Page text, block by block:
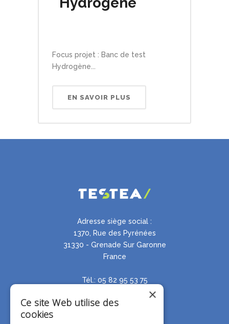
Focus projet : Banc de test
Hydrogène...
EN SAVOIR PLUS
Adresse siège social :
1370, Rue des Pyrénées
31330 - Grenade Sur Garonne
France
Tél.: 05 82 95 53 75
×
Ce site Web utilise des
cookies